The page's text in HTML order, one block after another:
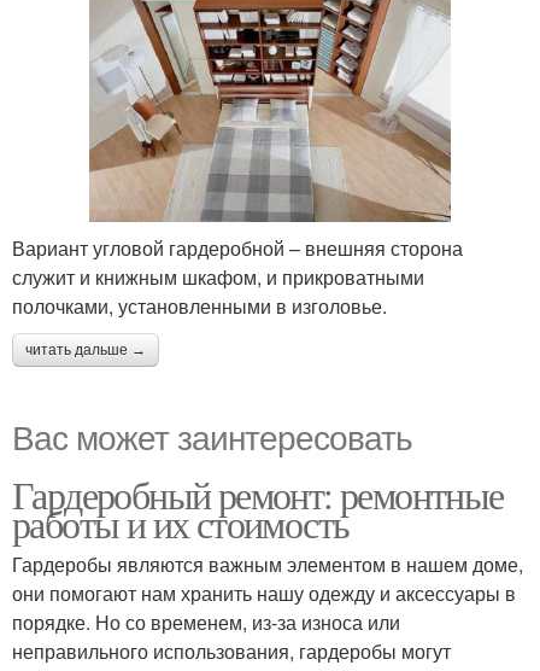
Вариант угловой гардеробной – внешняя сторона
служит и книжным шкафом, и прикроватными
полочками, установленными в изголовье.
читать дальше →
Вас может заинтересовать
Гардеробный ремонт: ремонтные
работы и их стоимость
Гардеробы являются важным элементом в нашем доме,
они помогают нам хранить нашу одежду и аксессуары в
порядке. Но со временем, из-за износа или
неправильного использования, гардеробы могут